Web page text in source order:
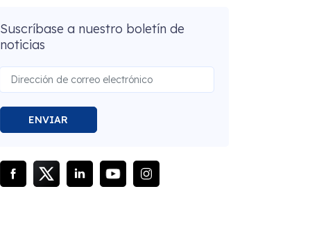
Suscríbase a nuestro boletín de
noticias
ENVIAR